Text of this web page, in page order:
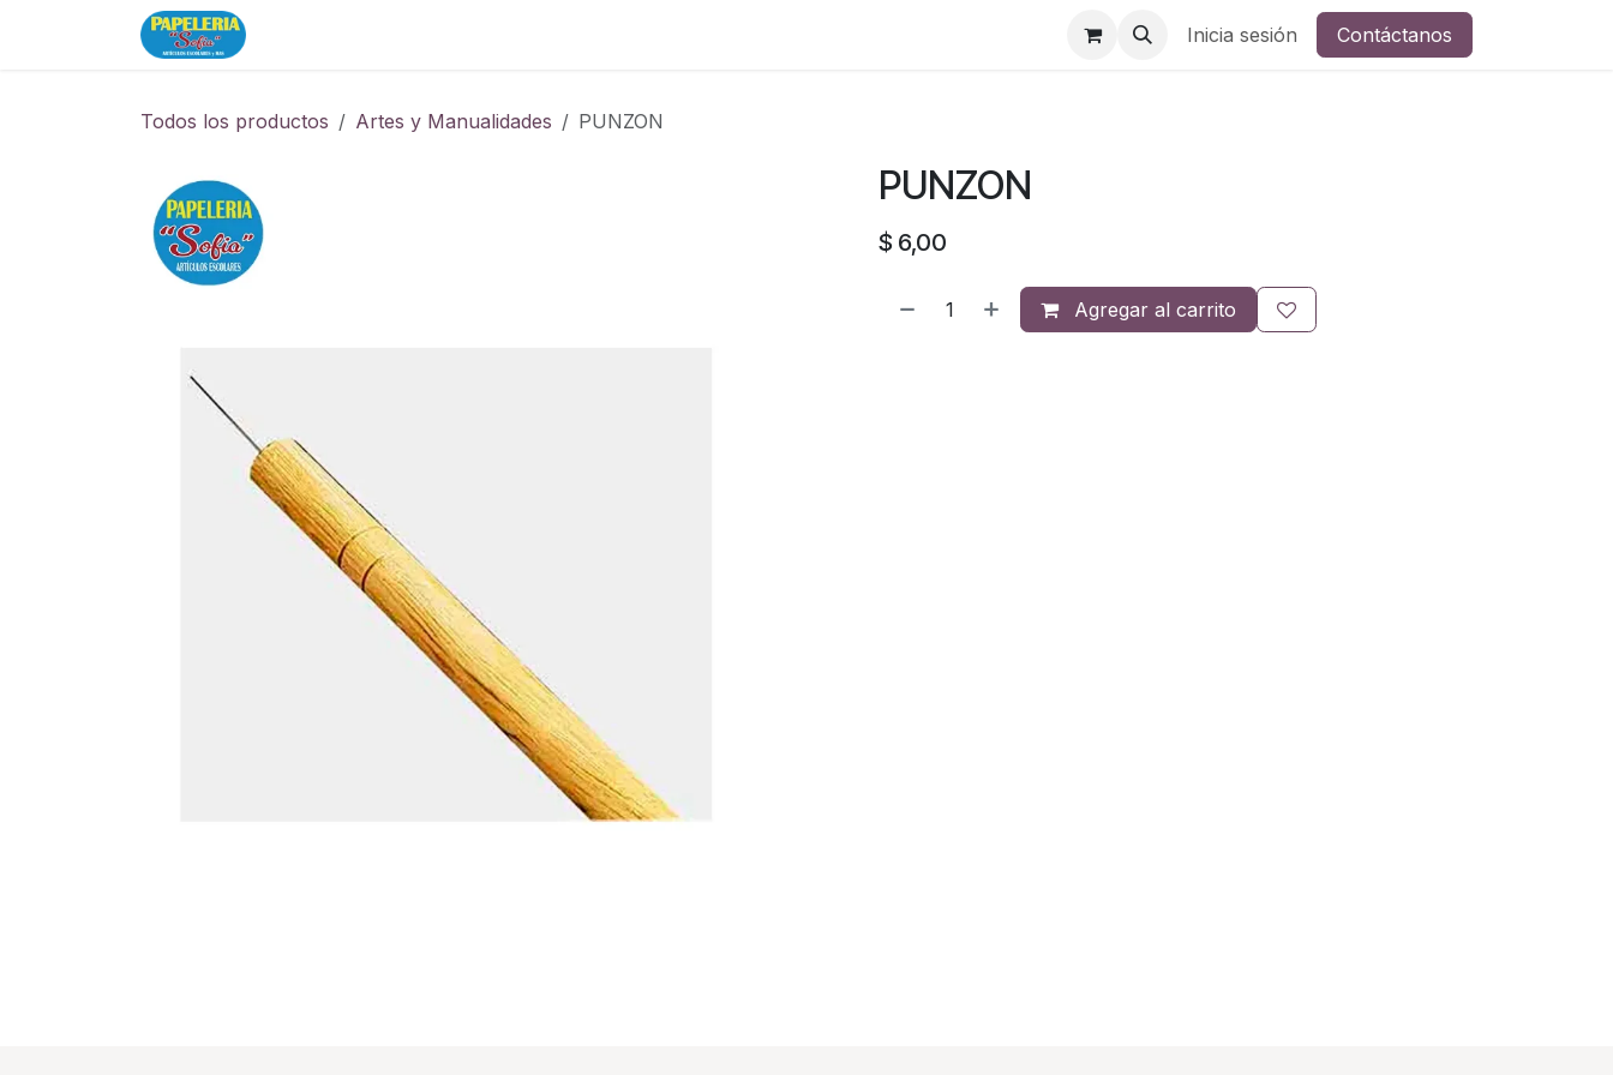
Inicia sesión Contáctanos
Todos los productos Artes y Manualidades PUNZON
PUNZON
$ 6,00
Agregar al carrito